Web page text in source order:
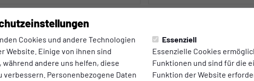
Cookies und andere Technologien
Website. Einige von ihnen sind
während andere uns helfen, diese
verbessern. Personenbezogene Daten
Essenziell
Essenzielle Cookies
Funktionen und sind für die
Funktion der Website